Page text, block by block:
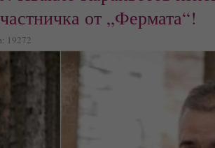
от „Фермата“!
19272